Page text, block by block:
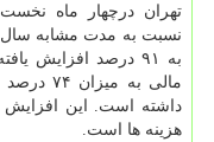
تهران درچهار ماه
به ۹۱ درصد افزایش
مالی
داشته است. این افزایش
هزینه ها است.